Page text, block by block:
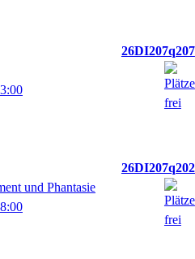
26DI207q207
26DI207q202
und Phantasie